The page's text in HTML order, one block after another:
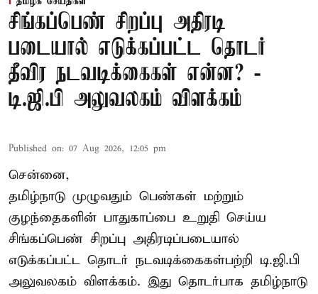
சிங்கப்பெண் சிறப்பு அதிரடி
படையால் எடுக்கப்பட்ட தொடர்
தீவிர நடவடிக்கைகள் என்ன? -
டி.ஜி.பி அலுவலகம் விளக்கம்
Published on: 07 Aug 2026, 12:05 pm
சென்னை,
தமிழ்நாடு முழுவதும் பெண்கள் மற்றும்
குழந்தைகளின் பாதுகாப்பை உறுதி செய்ய
சிங்கப்பெண் சிறப்பு அதிரடிப்படையால்
எடுக்கப்பட்ட தொடர் நடவடிக்கைகள்பற்றி டி.ஜி.பி
அலுவலகம் விளக்கம். இது தொடர்பாக தமிழ்நாடு